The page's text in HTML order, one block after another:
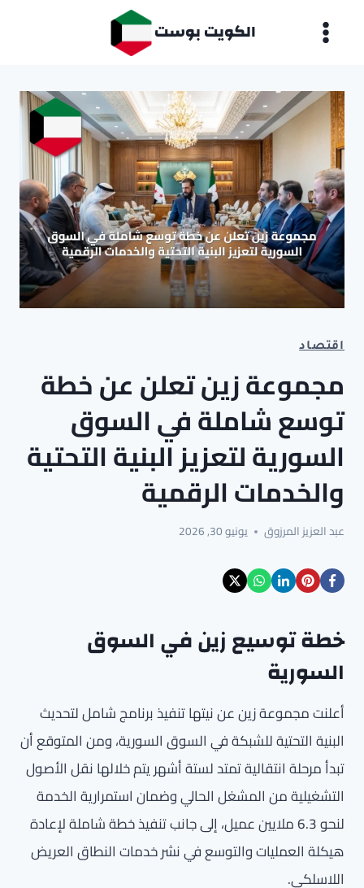
الكويت بوست
اقتصاد
مجموعة زين تعلن عن خطة
توسع شاملة في السوق
السورية لتعزيز البنية التحتية
والخدمات الرقمية
عبد العزيز المرزوق يونيو 30, 2026
خطة توسيع زين في السوق
السورية
أعلنت مجموعة زين عن نيتها تنفيذ برنامج شامل لتحديث
البنية التحتية للشبكة في السوق السورية، ومن المتوقع أن
تبدأ مرحلة انتقالية تمتد لستة أشهر يتم خلالها نقل الأصول
التشغيلية من المشغل الحالي وضمان استمرارية الخدمة
لنحو 6.3 ملايين عميل، إلى جانب تنفيذ خطة شاملة لإعادة
هيكلة العمليات والتوسع في نشر خدمات النطاق العريض
اللاسلكي.